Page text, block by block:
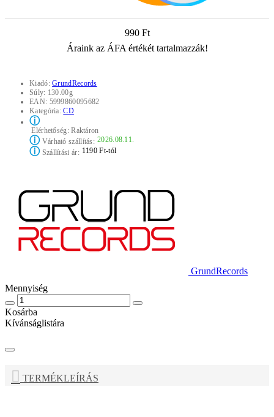
990 Ft
Áraink az ÁFA értékét tartalmazzák!
Kiadó:GrundRecords
Súly: 130.00g
EAN: 5999860095682
Kategória:CD
ⓘ
Elérhetőség:Raktáron
ⓘVárható szállítás: 2026.08.11.
ⓘSzállítási ár: 1190 Ft-tól
GrundRecords
Mennyiség
Kosárba
Kívánságlistára
TERMÉKLEÍRÁS